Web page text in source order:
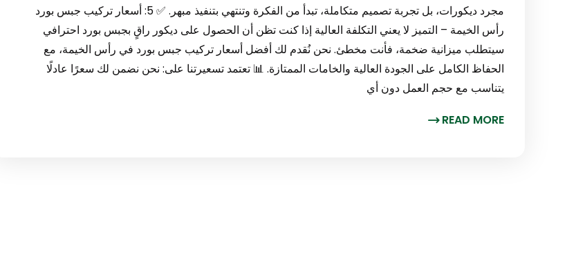
مجرد ديكورات، بل تجربة تصميم متكاملة، تبدأ من الفكرة وتنتهي بتنفيذ مبهر. ✅ 5: أسعار تركيب جبس بورد
رأس الخيمة – التميز لا يعني التكلفة العالية إذا كنت تظن أن الحصول على ديكور راقٍ بجبس بورد احترافي
سيتطلب ميزانية ضخمة، فأنت مخطئ. نحن نُقدم لك أفضل أسعار تركيب جبس بورد في رأس الخيمة، مع
الحفاظ الكامل على الجودة العالية والخامات الممتازة. 📊 تعتمد تسعيرتنا على: نحن نضمن لك سعرًا عادلًا
يتناسب مع حجم العمل دون أي
READ MORE